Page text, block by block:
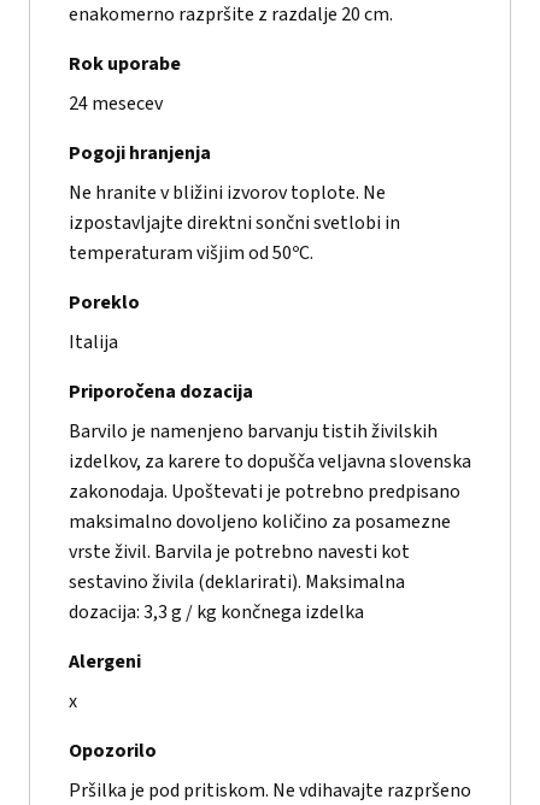
enakomerno razpršite z razdalje 20 cm.
Rok uporabe
24 mesecev
Pogoji hranjenja
Ne hranite v bližini izvorov toplote. Ne
izpostavljajte direktni sončni svetlobi in
temperaturam višjim od 50ºC.
Poreklo
Italija
Priporočena dozacija
Barvilo je namenjeno barvanju tistih živilskih
izdelkov, za karere to dopušča veljavna slovenska
zakonodaja. Upoštevati je potrebno predpisano
maksimalno dovoljeno količino za posamezne
vrste živil. Barvila je potrebno navesti kot
sestavino živila (deklarirati). Maksimalna
dozacija: 3,3 g / kg končnega izdelka
Alergeni
x
Opozorilo
Pršilka je pod pritiskom. Ne vdihavajte razpršeno